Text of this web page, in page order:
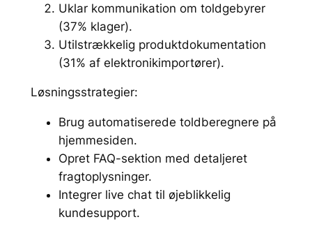
Uklar kommunikation om toldgebyrer
(37% klager).
Utilstrækkelig produktdokumentation
(31% af elektronikimportører).
Løsningsstrategier:
Brug automatiserede toldberegnere på
hjemmesiden.
Opret FAQ-sektion med detaljeret
fragtoplysninger.
Integrer live chat til øjeblikkelig
kundesupport.